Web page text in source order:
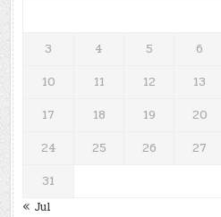
3
4 5 6
10
11 12 13
17
18 19 20
24
25 26 27
31
« Jul